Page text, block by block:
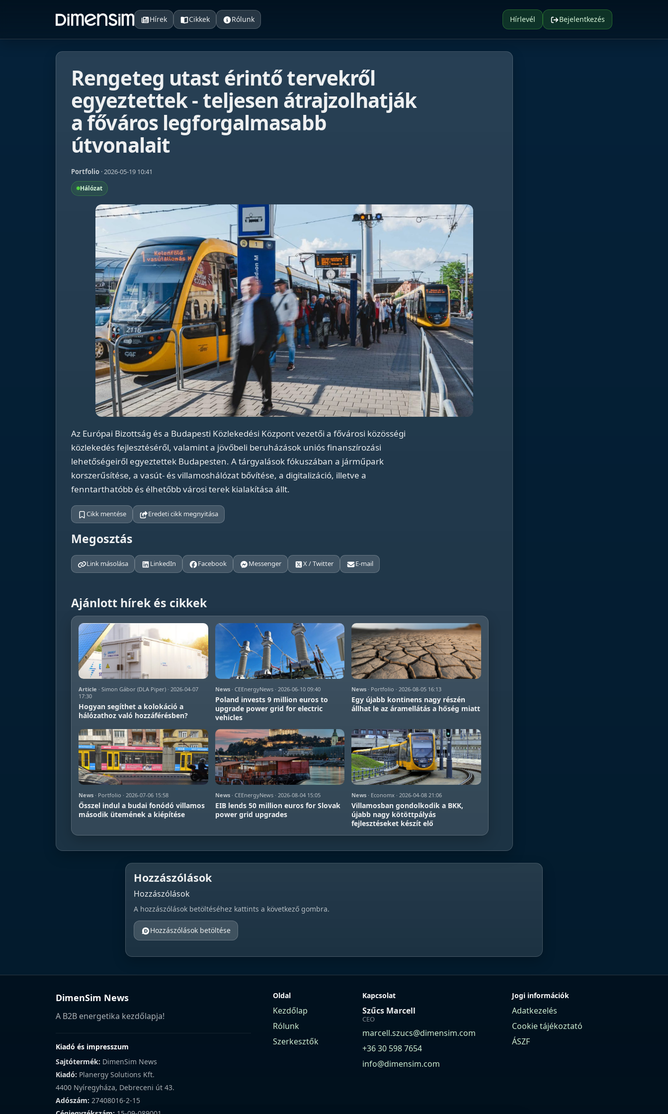
Hírlevél Bejelentkezés
Hírek Cikkek Rólunk
Rengeteg utast érintő tervekről
egyeztettek - teljesen átrajzolhatják
a főváros legforgalmasabb
útvonalait
Portfolio · 2026-05-19 10:41
Hálózat
Az Európai Bizottság és a Budapesti Közlekedési Központ vezetői a fővárosi közösségi
közlekedés fejlesztéséről, valamint a jövőbeli beruházások uniós finanszírozási
lehetőségeiről egyeztettek Budapesten. A tárgyalások fókuszában a járműpark
korszerűsítése, a vasút- és villamoshálózat bővítése, a digitalizáció, illetve a
fenntarthatóbb és élhetőbb városi terek kialakítása állt.
Cikk mentése Eredeti cikk megnyitása
Megosztás
Link másolása LinkedIn Facebook Messenger X / Twitter E-mail
Ajánlott hírek és cikkek
Article · Simon Gábor (DLA Piper) · 2026-04-07
17:30
Hogyan segíthet a kolokáció a
hálózathoz való hozzáférésben?
News· CEEnergyNews · 2026-06-10 09:40
Poland invests 9 million euros to
upgrade power grid for electric
vehicles
News · Portfolio · 2026-08-05 16:13
Egy újabb kontinens nagy részén
állhat le az áramellátás a hőség miatt
News · Portfolio · 2026-07-06 15:58
Ősszel indul a budai fonódó villamos
második ütemének a kiépítése
News· CEEnergyNews · 2026-08-04 15:05
EIB lends 50 million euros for Slovak
power grid upgrades
News · Economx · 2026-04-08 21:06
Villamosban gondolkodik a BKK,
újabb nagy kötöttpályás
fejlesztéseket készít elő
Hozzászólások
Hozzászólások
A hozzászólások betöltéséhez kattints a következő gombra.
Hozzászólások betöltése
DimenSim News
A B2B energetika kezdőlapja!
Kiadó és impresszum
Sajtótermék: DimenSim News
Kiadó: Planergy Solutions Kft.
4400 Nyíregyháza, Debreceni út 43.
Adószám: 27408016-2-15
Oldal
Kezdőlap
Rólunk
Szerkesztők
Kapcsolat
Szűcs Marcell
CEO
marcell.szucs@dimensim.com
+36 30 598 7654
info@dimensim.com
Jogi információk
Adatkezelés
Cookie tájékoztató
ÁSZF